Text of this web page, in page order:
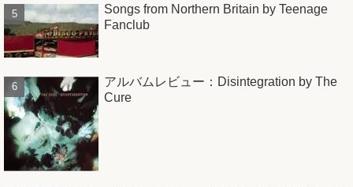
Songs from Northern Britain by Teenage
Fanclub
アルバムレビュー：Disintegration by The
Cure